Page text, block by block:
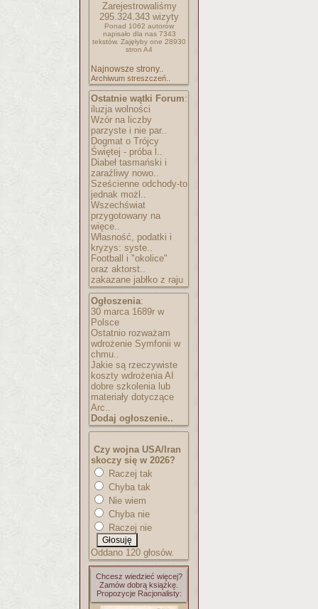
Zarejestrowaliśmy
295.324.343 wizyty
Ponad 1062 autorów
napisało dla nas 7343
tekstów. Zajęłyby one 28930
stron A4
Najnowsze strony..
Archiwum streszczeń..
Ostatnie wątki Forum:
iluzja wolności
Wzór na liczby
parzyste i nie par..
Dogmat o Trójcy
Świętej - próba l..
Diabeł tasmański i
zaraźliwy nowo..
Sześcienne odchody-to
jednak możl..
Wszechświat
przygotowany na
więce..
Własność, podatki i
kryzys: syste..
Football i "okolice"
oraz aktorst..
zakazane jabłko z raju
Ogłoszenia:
30 marca 1689r w
Polsce
Ostatnio rozważam
wdrożenie Symfonii w
chmu..
Jakie są rzeczywiste
koszty wdrożenia AI
dobre szkolenia lub
materiały dotyczące
Arc..
Dodaj ogłoszenie..
Czy wojna USA/Iran
skoczy się w 2026?
Raczej tak
Chyba tak
Nie wiem
Chyba nie
Raczej nie
Oddano 120 głosów.
Chcesz wiedzieć więcej?
Zamów dobrą książkę.
Propozycje Racjonalisty: